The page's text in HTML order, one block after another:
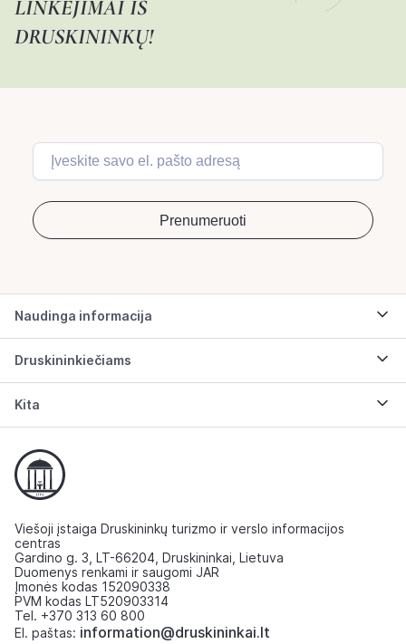
LINKĖJIMAI IŠ
DRUSKININKŲ!
Naudinga informacija
Druskininkiečiams
Kita
Viešoji įstaiga Druskininkų turizmo ir verslo informacijos
centras
Gardino g. 3, LT-66204, Druskininkai, Lietuva
Duomenys renkami ir saugomi JAR
Įmonės kodas 152090338
PVM kodas LT520903314
Tel. +370 313 60 800
El. paštas: information@druskininkai.lt